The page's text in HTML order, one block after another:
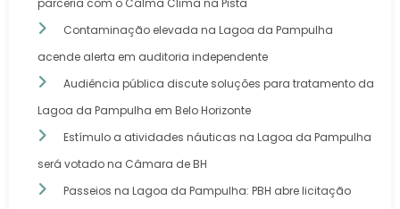
parceria com o Calma Clima na Pista
Contaminação elevada na Lagoa da Pampulha
acende alerta em auditoria independente
Audiência pública discute soluções para tratamento da
Lagoa da Pampulha em Belo Horizonte
Estímulo a atividades náuticas na Lagoa da Pampulha
será votado na Câmara de BH
Passeios na Lagoa da Pampulha: PBH abre licitação